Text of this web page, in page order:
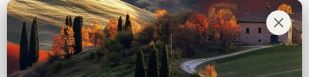
Vorkasse Rechnung